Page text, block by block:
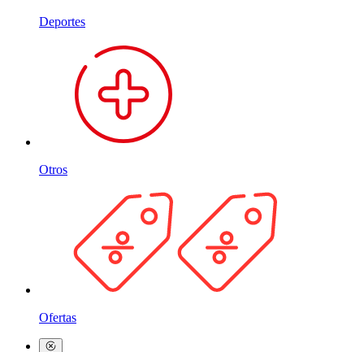
Deportes
Otros
Ofertas